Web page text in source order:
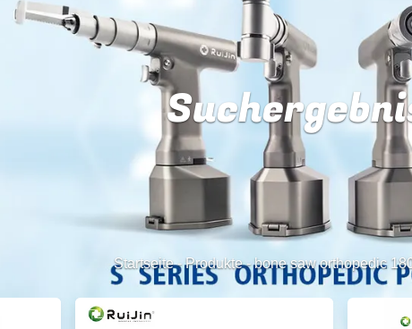
Startseite-Produkte-bone saw orthopedic